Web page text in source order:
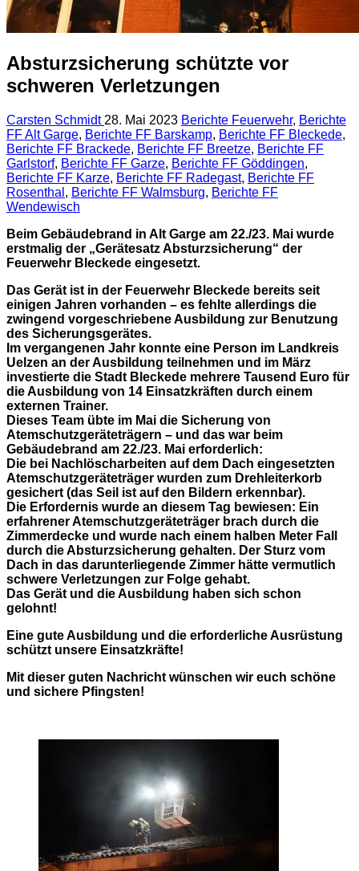
Absturzsicherung schützte vor
schweren Verletzungen
Carsten Schmidt 28. Mai 2023 Berichte Feuerwehr, Berichte
FF Alt Garge, Berichte FF Barskamp, Berichte FF Bleckede,
Berichte FF Brackede, Berichte FF Breetze, Berichte FF
Garlstorf, Berichte FF Garze, Berichte FF Göddingen,
Berichte FF Karze, Berichte FF Radegast, Berichte FF
Rosenthal , Berichte FF Walmsburg, Berichte FF
Wendewisch
Beim Gebäudebrand in Alt Garge am 22./23. Mai wurde
erstmalig der „Gerätesatz Absturzsicherung“ der
Feuerwehr Bleckede eingesetzt.
Das Gerät ist in der Feuerwehr Bleckede bereits seit
einigen Jahren vorhanden – es fehlte allerdings die
zwingend vorgeschriebene Ausbildung zur Benutzung
des Sicherungsgerätes.
Im vergangenen Jahr konnte eine Person im Landkreis
Uelzen an der Ausbildung teilnehmen und im März
investierte die Stadt Bleckede mehrere Tausend Euro für
die Ausbildung von 14 Einsatzkräften durch einem
externen Trainer.
Dieses Team übte im Mai die Sicherung von
Atemschutzgeräteträgern – und das war beim
Gebäudebrand am 22./23. Mai erforderlich:
Die bei Nachlöscharbeiten auf dem Dach eingesetzten
Atemschutzgeräteträger wurden zum Drehleiterkorb
gesichert (das Seil ist auf den Bildern erkennbar).
Die Erfordernis wurde an diesem Tag bewiesen: Ein
erfahrener Atemschutzgeräteträger brach durch die
Zimmerdecke und wurde nach einem halben Meter Fall
durch die Absturzsicherung gehalten. Der Sturz vom
Dach in das darunterliegende Zimmer hätte vermutlich
schwere Verletzungen zur Folge gehabt.
Das Gerät und die Ausbildung haben sich schon
gelohnt!
Eine gute Ausbildung und die erforderliche Ausrüstung
schützt unsere Einsatzkräfte!
Mit dieser guten Nachricht wünschen wir euch schöne
und sichere Pfingsten!